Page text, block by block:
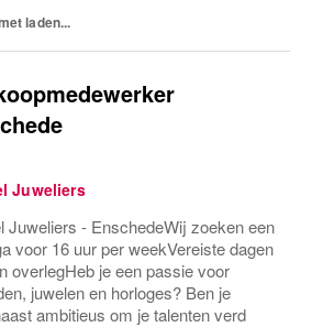
laden...
Juweliers
Juweliers - EnschedeWij zoeken een
voor 16 uur per weekVereiste dagen
overlegHeb je een passie voor
juwelen en horloges? Ben je
ambitieus om je talenten verd